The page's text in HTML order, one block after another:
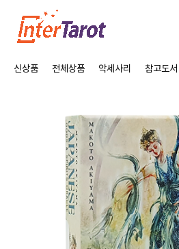
신상품 전체상품 악세사리 참고도서